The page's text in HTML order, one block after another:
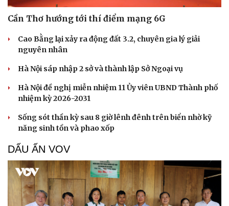
Cần Thơ hướng tới thí điểm mạng 6G
Cao Bằng lại xảy ra động đất 3.2, chuyên gia lý giải
nguyên nhân
Hà Nội sáp nhập 2 sở và thành lập Sở Ngoại vụ
Hà Nội đề nghị miễn nhiệm 11 Ủy viên UBND Thành phố
nhiệm kỳ 2026-2031
Sống sót thần kỳ sau 8 giờ lênh đênh trên biển nhờ kỹ
năng sinh tồn và phao xốp
DẤU ẤN VOV